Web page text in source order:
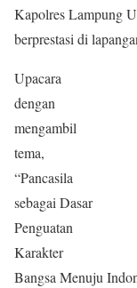
Kapolres Lampung
berprestasi di
Upacara
dengan
mengambil
tema,
“Pancasila
sebagai Dasar
Penguatan
Karakter
Bangsa Menuju